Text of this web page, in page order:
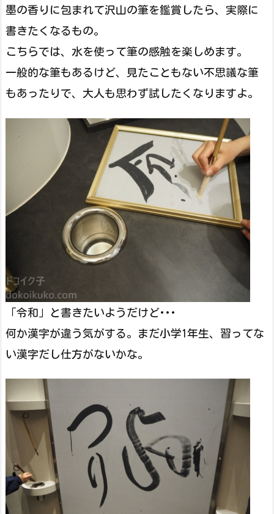
墨の香りに包まれて沢山の筆を鑑賞したら、実際に
書きたくなるもの。
こちらでは、水を使って筆の感触を楽しめます。
一般的な筆もあるけど、見たこともない不思議な筆
もあったりで、大人も思わず試したくなりますよ。
「令和」と書きたいようだけど･･･
何か漢字が違う気がする。まだ小学1年生、習ってな
い漢字だし仕方がないかな。